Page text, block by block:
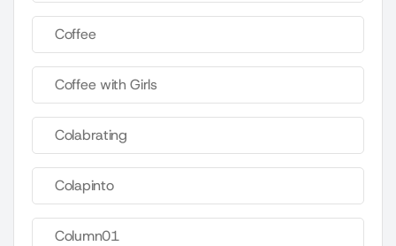
Coffee
Coffee with Girls
Colabrating
Colapinto
Column01